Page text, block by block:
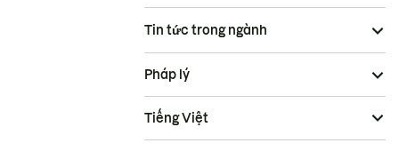
Tin tức trong ngành
Pháp lý
Tiếng Việt